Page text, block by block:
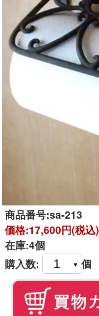
商品番号:sa-213
価格:17,600円(税込)
在庫:4個
購入数:
個